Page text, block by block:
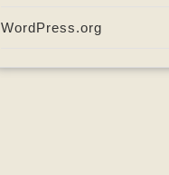
WordPress.org